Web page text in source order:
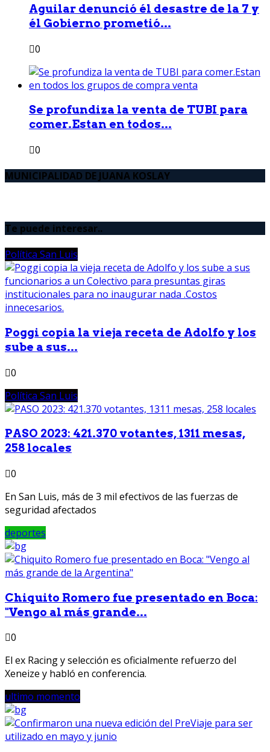
Aguilar denunció él desastre de la 7 y
él Gobierno prometió...
0
Se profundiza la venta de TUBI para
comer.Estan en todos...
0
MUNICIPALIDAD DE JUANA KOSLAY
Te puede interesar..
Política San Luis
Poggi copia la vieja receta de Adolfo y los
sube a sus...
0
Política San Luis
PASO 2023: 421.370 votantes, 1311 mesas,
258 locales
0
En San Luis, más de 3 mil efectivos de las fuerzas de
seguridad afectados
deportes
Chiquito Romero fue presentado en Boca:
"Vengo al más grande...
0
El ex Racing y selección es oficialmente refuerzo del
Xeneize y habló en conferencia.
ultimo momento